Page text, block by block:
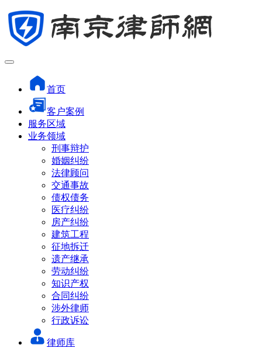
首页
客户案例
服务区域
业务领域
刑事辩护
婚姻纠纷
法律顾问
交通事故
债权债务
医疗纠纷
房产纠纷
建筑工程
征地拆迁
遗产继承
劳动纠纷
知识产权
合同纠纷
涉外律师
行政诉讼
律师库